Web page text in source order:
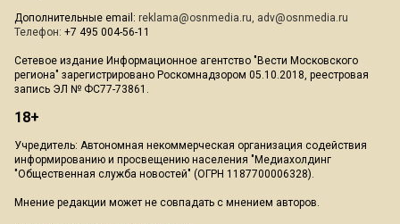
Дополнительные email: reklama@osnmedia.ru, adv@osnmedia.ru
Телефон: +7 495 004-56-11
Сетевое издание Информационное агентство "Вести Московского
региона" зарегистрировано Роскомнадзором 05.10.2018, реестровая
запись ЭЛ № ФС77-73861.
18+
Учредитель: Автономная некоммерческая организация содействия
информированию и просвещению населения "Медиахолдинг
"Общественная служба новостей" (ОГРН 1187700006328).
Мнение редакции может не совпадать с мнением авторов.